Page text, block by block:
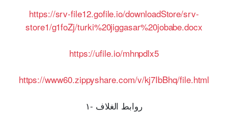
https://srv-file12.gofile.io/downloadStore/srv-
store1/g1foZj/turki%20jiggasar%20jobabe.docx
https://ufile.io/mhnpdlx5
https://www60.zippyshare.com/v/kj7IbBhq/file.html
روابط الغلاف -١